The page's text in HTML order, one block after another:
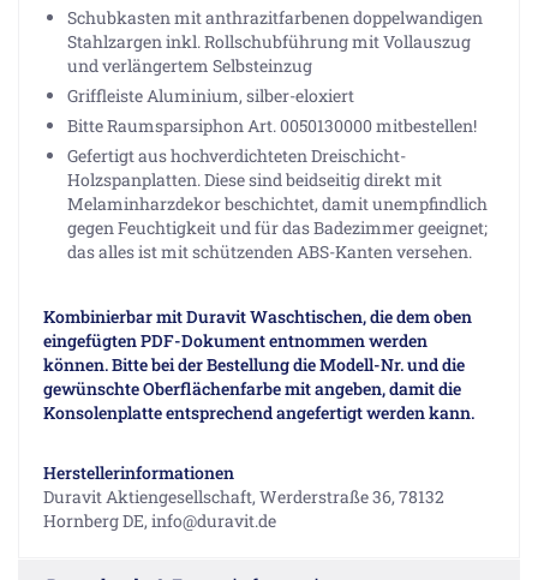
Schubkasten mit anthrazitfarbenen doppelwandigen
Stahlzargen inkl. Rollschubführung mit Vollauszug
und verlängertem Selbsteinzug
Griffleiste Aluminium, silber-eloxiert
Bitte Raumsparsiphon Art. 0050130000 mitbestellen!
Gefertigt aus hochverdichteten Dreischicht-
Holzspanplatten. Diese sind beidseitig direkt mit
Melaminharzdekor beschichtet, damit unempfindlich
gegen Feuchtigkeit und für das Badezimmer geeignet;
das alles ist mit schützenden ABS-Kanten versehen.
Kombinierbar mit Duravit Waschtischen, die dem oben
eingefügten PDF-Dokument entnommen werden
können. Bitte bei der Bestellung die Modell-Nr. und die
gewünschte Oberflächenfarbe mit angeben, damit die
Konsolenplatte entsprechend angefertigt werden kann.
Herstellerinformationen
Duravit Aktiengesellschaft, Werderstraße 36, 78132
Hornberg DE, info@duravit.de